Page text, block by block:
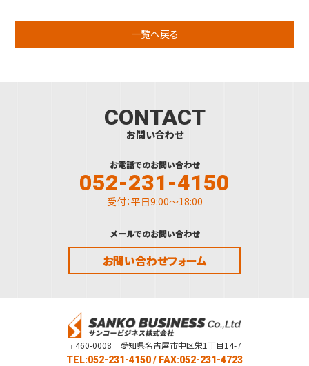
一覧へ戻る
CONTACT
お問い合わせ
お電話でのお問い合わせ
052-231-4150
受付：平日9:00～18:00
メールでのお問い合わせ
お問い合わせフォーム
〒460-0008 愛知県名古屋市中区栄1丁目14-7
TEL:052-231-4150/ FAX:052-231-4723